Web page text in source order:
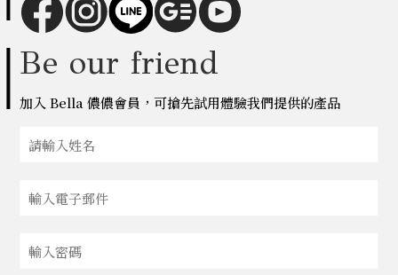
Be our friend
加入 Bella 儂儂會員，可搶先試用體驗我們提供的產品